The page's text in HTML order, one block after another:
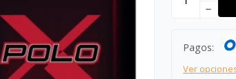
remove
Pagos:
Ver